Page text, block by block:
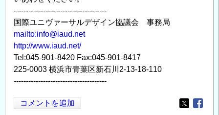
--------------------------------------
国際ユニヴァーサルデザイン協議会 事務局
mailto:info@iaud.net
http://www.iaud.net/
Tel:045-901-8420 Fax:045-901-8417
225-0003 横浜市青葉区新石川2-13-18-110
--------------------------------------
コメントを追加
Opens in